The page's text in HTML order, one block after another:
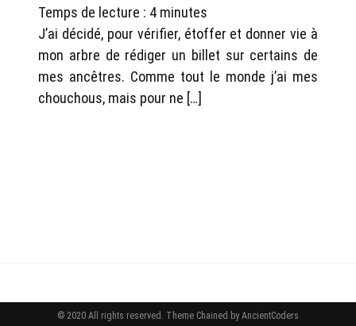
Temps de lecture : 4 minutes
J’ai décidé, pour vérifier, étoffer et donner vie à
mon arbre de rédiger un billet sur certains de
mes ancêtres. Comme tout le monde j’ai mes
chouchous, mais pour ne […]
© 2020 All rights reserved. Theme Chained by AncientCoders